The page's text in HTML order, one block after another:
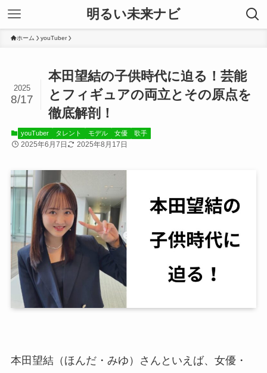
明るい未来ナビ
ホーム youTuber
本田望結の子供時代に迫る！芸能
とフィギュアの両立とその原点を
徹底解剖！
2025
8/17
youTuber タレント モデル 女優 歌手
2025年6月7日 2025年8月17日
本田望結（ほんだ・みゆ）さんといえば、女優・